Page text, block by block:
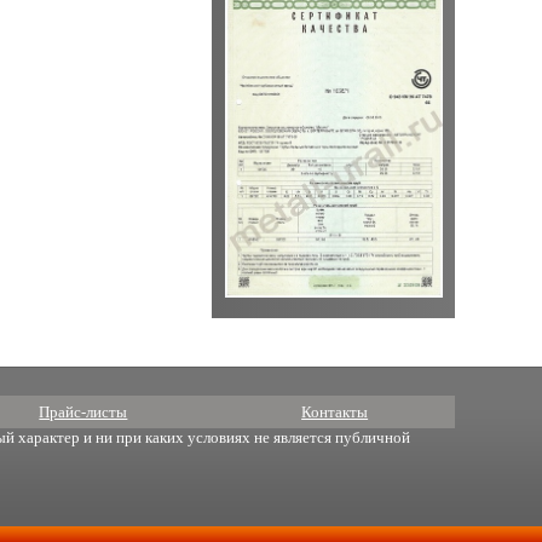
Прайс-листы Контакты
характер и ни при каких условиях не является публичной